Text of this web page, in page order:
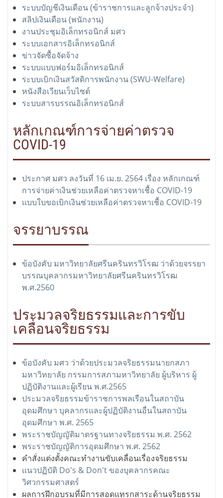
ระบบบัญชีเงินเดือน (ข้าราชการและลูกจ้างประจำ)
สลิปเงินเดือน (พนักงาน)
งานประชุมอิเล็กทรอนิกส์ มศว
ระบบเอกสารอิเล็กทรอนิกส์
ข่าวจัดซื้อจัดจ้าง
ระบบแบบฟอร์มอิเล็กทรอนิกส์
ระบบเบิกเงินสวัสดิการพนักงาน (SWU-Welfare)
หนังสือเวียนเว็บไซต์
ระบบสารบรรณอิเล็กทรอนิกส์
หลักเกณฑ์การจ่ายค่าตรวจ
COVID-19
ประกาศ มศว ลงวันที่ 16 เม.ย. 2564 เรื่อง หลักเกณฑ์
การจ่ายค่าเงินช่วยเหลือค่าตรวจหาเชื้อ COVID-19
แบบใบขอเบิกเงินช่วยเหลือค่าตรวจหาเชื้อ COVID-19
จรรยาบรรณ
ข้อบังคับ มหาวิทยาลัยศรีนครินทรวิโรฒ ว่าด้วยจรรยา
บรรณบุคลากรมหาวิทยาลัยศรีนครินทรวิโรฒ
พ.ศ.2560
ประมวลจริยธรรมและการขับ
เคลื่อนจริยธรรม
ข้อบังคับ มศว ว่าด้วยประมวลจริยธรรมนายกสภา
มหาวิทยาลัย กรรมการสภามหาวิทยาลัย ผู้บริหาร ผู้
ปฏิบัติงานและผู้เรียน พ.ศ.2565
ประมวลจริยธรรมข้าราชการพลเรือนในสถาบัน
อุดมศึกษา บุคลากรและผู้ปฏิบัติงานอื่นในสถาบัน
อุดมศึกษา พ.ศ. 2565
พระราชบัญญัติมาตรฐานทางจริยธรรม พ.ศ. 2562
พระราชบัญญัติการอุดมศึกษา พ.ศ. 2562
คำสั่งแต่งตั้งคณะทำงานขับเคลื่อนเรื่องจริยธรรม
แนวปฏิบัติ Do's & Don't ของบุคลากรคณะ
วิศวกรรมศาสตร์
ผลการฝึกอบรมที่มีการสอดแทรกสาระด้านจริยธรรม